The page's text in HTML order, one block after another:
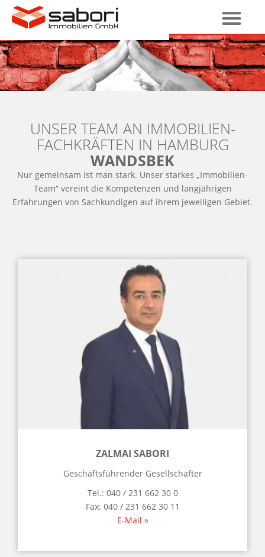
UNSER TEAM AN IMMOBILIEN-
FACHKRÄFTEN IN HAMBURG
WANDSBEK
Nur gemeinsam ist man stark. Unser starkes „Immobilien-
Team“ vereint die Kompetenzen und langjährigen
Erfahrungen von Sachkundigen auf ihrem jeweiligen Gebiet.
ZALMAI SABORI
Geschäftsführender Gesellschafter
Tel.: 040 / 231 662 30 0
Fax: 040 / 231 662 30 11
E-Mail »